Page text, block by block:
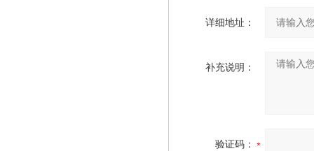
详细地址：
补充说明：
验证码：